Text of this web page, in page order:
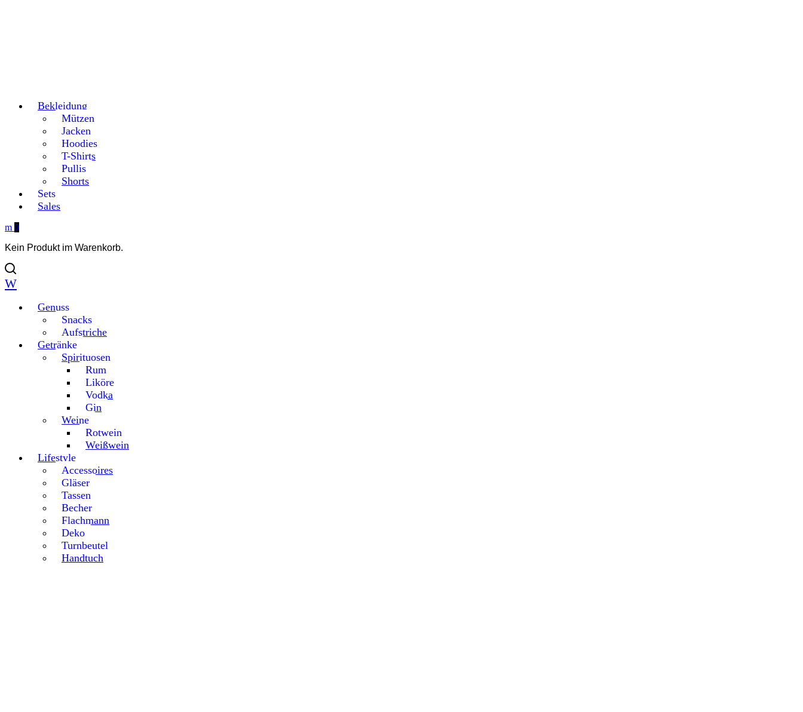
Bekleidung
Mützen
Jacken
Hoodies
T-Shirts
Pullis
Shorts
Sets
Sales
0
Kein Produkt im Warenkorb.
Genuss
Snacks
Aufstriche
Getränke
Spirituosen
Rum
Liköre
Vodka
Gin
Weine
Rotwein
Weißwein
Lifestyle
Accessoires
Gläser
Tassen
Becher
Flachmann
Deko
Turnbeutel
Handtuch